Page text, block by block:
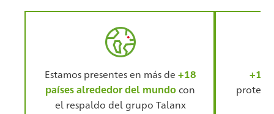
Estamos presentes en más de +18
países alrededor del mundocon
el respaldo del grupo Talanx